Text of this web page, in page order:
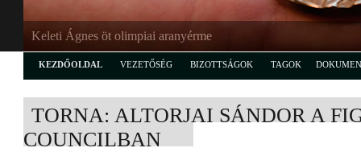
Keleti Ágnes öt olimpiai aranyérme
KEZDŐOLDAL VEZETŐSÉG BIZOTTSÁGOK TAGOK
TORNA: ALTORJAI SÁNDOR A
COUNCILBAN